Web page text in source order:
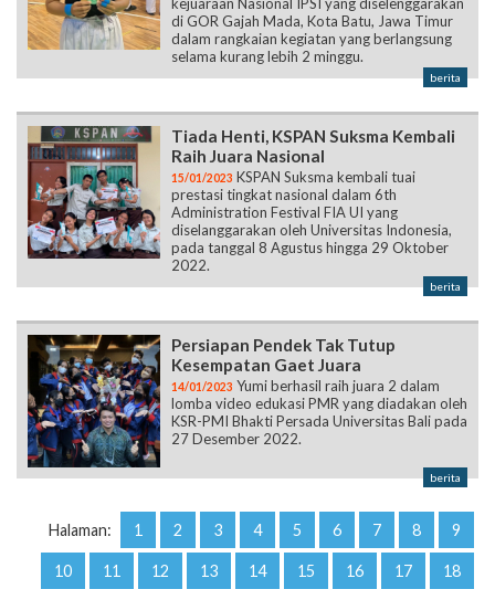
di GOR Gajah Mada, Kota Batu, Jawa Timur
dalam rangkaian kegiatan yang berlangsung
selama kurang lebih 2 minggu.
berita
Tiada Henti, KSPAN Suksma Kembali
Raih Juara Nasional
15/01/2023 KSPAN Suksma kembali tuai
prestasi tingkat nasional dalam 6th
Administration Festival FIA UI yang
diselanggarakan oleh Universitas Indonesia,
pada tanggal 8 Agustus hingga 29 Oktober
2022.
berita
Persiapan Pendek Tak Tutup
Kesempatan Gaet Juara
14/01/2023 Yumi berhasil raih juara 2 dalam
lomba video edukasi PMR yang diadakan oleh
KSR-PMI Bhakti Persada Universitas Bali pada
27 Desember 2022.
berita
Halaman: 1 2 3 4 5 6 7 8 9
10 11 12 13 14 15 16 17 18